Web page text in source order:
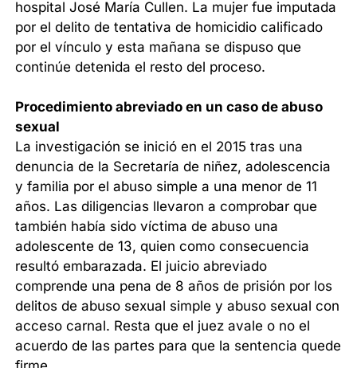
hospital José María Cullen. La mujer fue imputada
por el delito de tentativa de homicidio calificado
por el vínculo y esta mañana se dispuso que
continúe detenida el resto del proceso.
Procedimiento abreviado en un caso de abuso
sexual
La investigación se inició en el 2015 tras una
denuncia de la Secretaría de niñez, adolescencia
y familia por el abuso simple a una menor de 11
años. Las diligencias llevaron a comprobar que
también había sido víctima de abuso una
adolescente de 13, quien como consecuencia
resultó embarazada. El juicio abreviado
comprende una pena de 8 años de prisión por los
delitos de abuso sexual simple y abuso sexual con
acceso carnal. Resta que el juez avale o no el
acuerdo de las partes para que la sentencia quede